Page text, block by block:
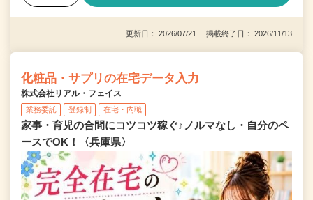
更新日： 2026/07/21 掲載終了日： 2026/11/13
化粧品・サプリの在宅データ入力
株式会社リアル・フェイス
業務委託 登録制 在宅・内職
家事・育児の合間にコツコツ稼ぐ♪ノルマなし・自分のペ
ースでOK！〈兵庫県〉